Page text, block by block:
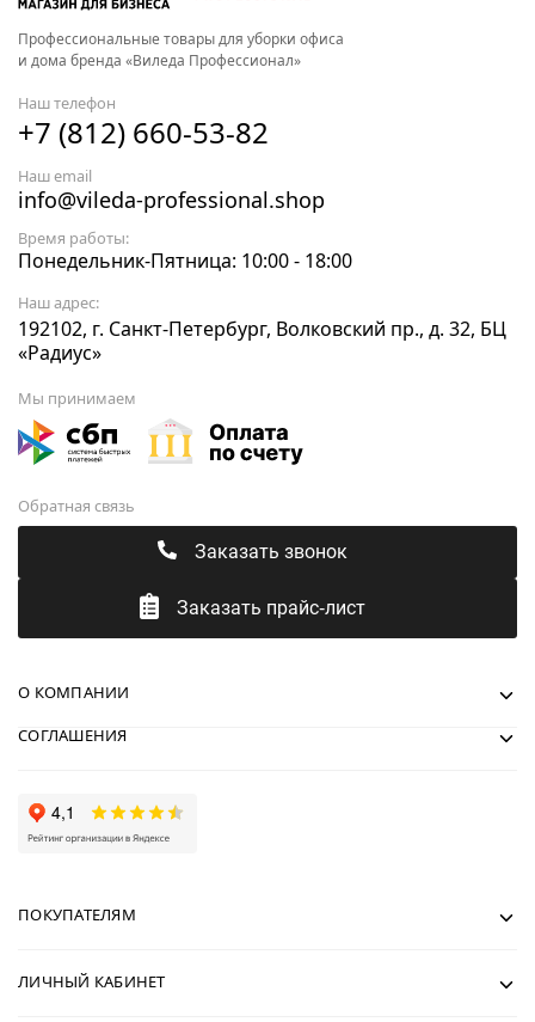
Профессиональные товары для уборки офиса
и дома бренда «Виледа Профессионал»
Наш телефон
+7 (812) 660-53-82
Наш email
info@vileda-professional.shop
Время работы:
Понедельник-Пятница: 10:00 - 18:00
Наш адрес:
192102, г. Санкт-Петербург, Волковский пр., д. 32, БЦ
«Радиус»
Мы принимаем
Обратная связь
Заказать звонок
Заказать прайс-лист
О КОМПАНИИ
СОГЛАШЕНИЯ
ПОКУПАТЕЛЯМ
ЛИЧНЫЙ КАБИНЕТ